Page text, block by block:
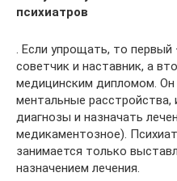
психиатров
. Если упрощать, то первый
советчик и наставник, а
медицинским дипломом. Он
ментальные расстройства,
диагнозы и назначать
медикаментозное).
занимается только
назначением лечения.